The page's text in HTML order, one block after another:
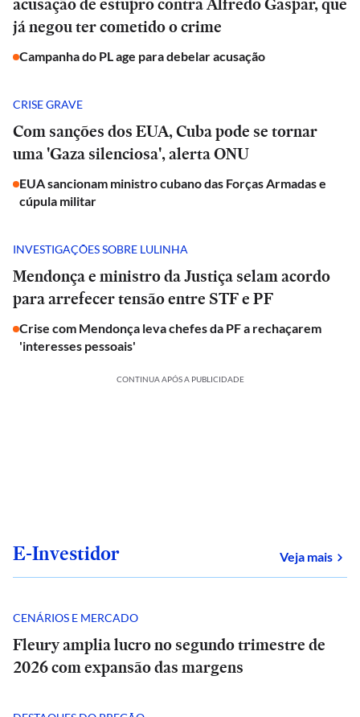
já negou ter cometido o crime
Campanha do PL age para debelar acusação
CRISE GRAVE
Com sanções dos EUA, Cuba pode se tornar
uma 'Gaza silenciosa', alerta ONU
EUA sancionam ministro cubano das Forças Armadas e
cúpula militar
INVESTIGAÇÕES SOBRE LULINHA
Mendonça e ministro da Justiça selam acordo
para arrefecer tensão entre STF e PF
Crise com Mendonça leva chefes da PF a rechaçarem
'interesses pessoais'
CONTINUA APÓS A PUBLICIDADE
E-Investidor Veja mais
CENÁRIOS E MERCADO
Fleury amplia lucro no segundo trimestre de
2026 com expansão das margens